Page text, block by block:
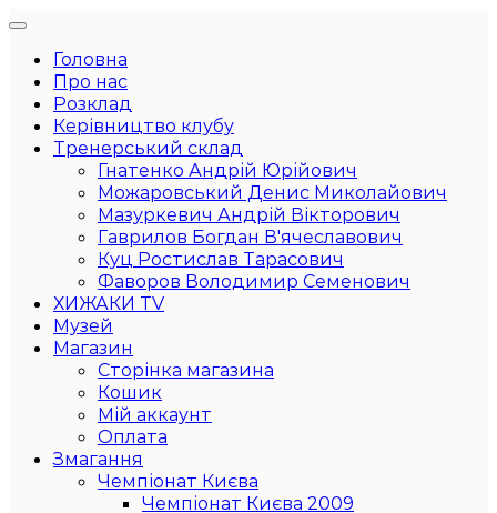
Головна
Про нас
Розклад
Керівництво клубу
Тренерський склад
Гнатенко Андрій Юрійович
Можаровський Денис Миколайович
Мазуркевич Андрій Вікторович
Гаврилов Богдан В'ячеславович
Куц Ростислав Тарасович
Фаворов Володимир Семенович
ХИЖАКИ TV
Музей
Магазин
Сторінка магазина
Кошик
Мій аккаунт
Оплата
Змагання
Чемпіонат Києва
Чемпіонат Києва 2009